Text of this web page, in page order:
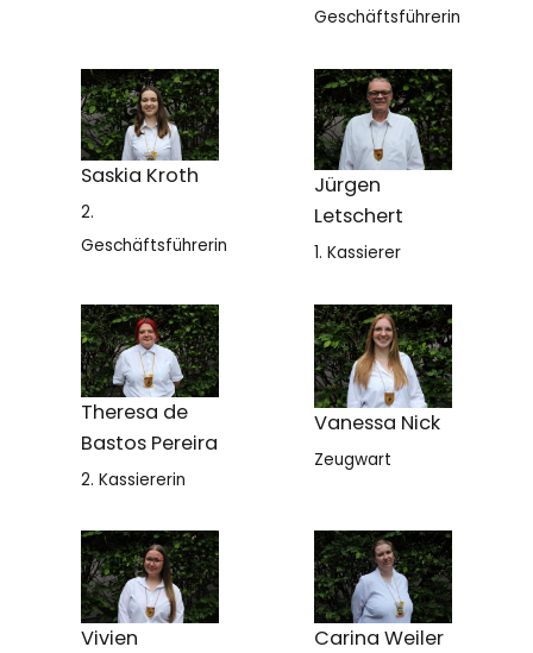
Geschäftsführerin
Saskia Kroth
2.
Geschäftsführerin
Jürgen
Letschert
1. Kassierer
Theresa de
Bastos Pereira
2. Kassiererin
Vanessa Nick
Zeugwart
Vivien
Carina Weiler